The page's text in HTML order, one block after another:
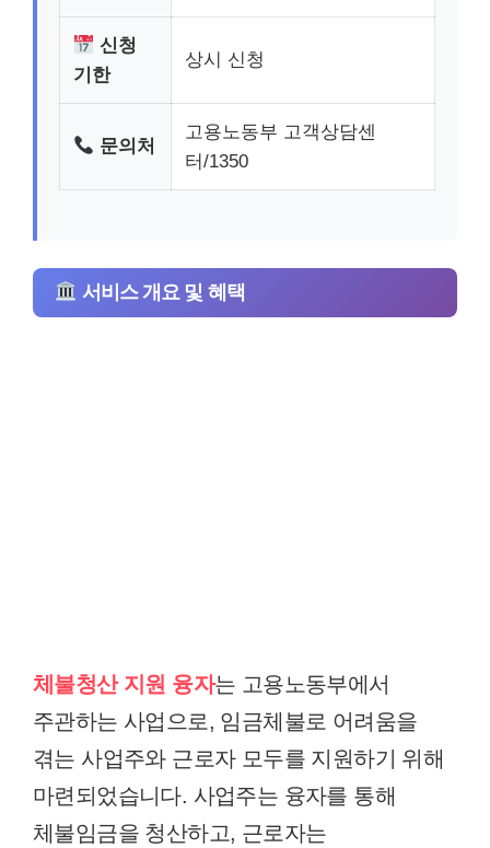
신청
기한
상시 신청
문의처
고용노동부 고객상담센
터/1350
서비스 개요 및 혜택
체불청산 지원 융자는 고용노동부에서
주관하는 사업으로, 임금체불로 어려움을
겪는 사업주와 근로자 모두를 지원하기 위해
마련되었습니다. 사업주는 융자를 통해
체불임금을 청산하고, 근로자는